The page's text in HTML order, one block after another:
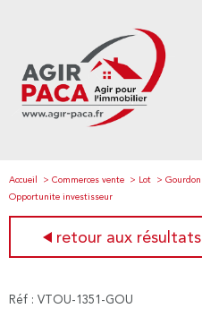
Accueil Commerces vente Lot Gourdon
Opportunite investisseur
retour aux résultats
Réf : VTOU-1351-GOU